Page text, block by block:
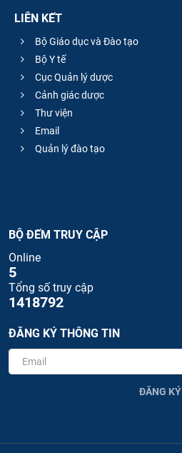
LIÊN KẾT
Bộ Giáo dục và Đào tạo
Bộ Y tế
Cục Quản lý dược
Cảnh giác dược
Thư viện
Email
Quản lý đào tạo
BỘ ĐẾM TRUY CẬP
Online
5
Tổng số truy cập
1418792
ĐĂNG KÝ THÔNG TIN
ĐĂNG KÝ